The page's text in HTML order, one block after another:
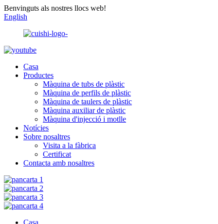
Benvinguts als nostres llocs web!
English
Casa
Productes
Màquina de tubs de plàstic
Màquina de perfils de plàstic
Màquina de taulers de plàstic
Màquina auxiliar de plàstic
Màquina d'injecció i motlle
Notícies
Sobre nosaltres
Visita a la fàbrica
Certificat
Contacta amb nosaltres
Casa